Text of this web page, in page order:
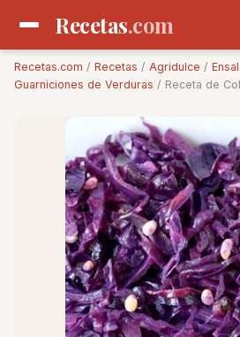
Recetas.com
Recetas.com / Recetas / Agridulce /
Guarniciones de Verduras / Receta de